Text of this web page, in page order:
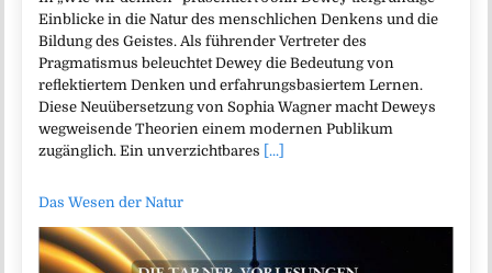
Einblicke in die Natur des menschlichen Denkens und die
Bildung des Geistes. Als führender Vertreter des
Pragmatismus beleuchtet Dewey die Bedeutung von
reflektiertem Denken und erfahrungsbasiertem Lernen.
Diese Neuübersetzung von Sophia Wagner macht Deweys
wegweisende Theorien einem modernen Publikum
zugänglich. Ein unverzichtbares [...]
Das Wesen der Natur